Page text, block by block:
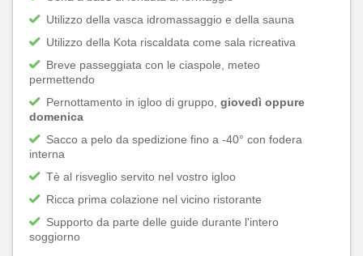
Utilizzo della vasca idromassaggio e della sauna
Utilizzo della Kota riscaldata come sala ricreativa
Breve passeggiata con le ciaspole, meteo
permettendo
Pernottamento in igloo di gruppo, giovedì oppure
domenica
Sacco a pelo da spedizione fino a -40° con fodera
interna
Tè al risveglio servito nel vostro igloo
Ricca prima colazione nel vicino ristorante
Supporto da parte delle guide durante l'intero
soggiorno